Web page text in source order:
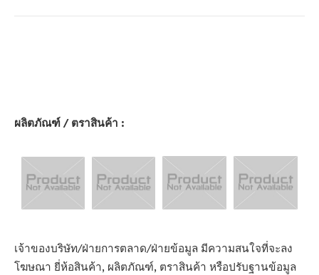
ผลิตภัณฑ์ / ตราสินค้า :
เจ้าของบริษัท/ฝ่ายการตลาด/ฝ่ายข้อมูล มีความสนใจที่จะลง
โฆษณา ยี่ห้อสินค้า, ผลิตภัณฑ์, ตราสินค้า หรือปรับฐานข้อมูล